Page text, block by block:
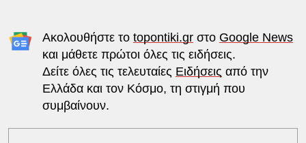
Ακολουθήστε το topontiki.grστο Google News
και μάθετε πρώτοι όλες τις ειδήσεις.
Δείτε όλες τις τελευταίες Ειδήσεις από την
Ελλάδα και τον Κόσμο, τη στιγμή που
συμβαίνουν.